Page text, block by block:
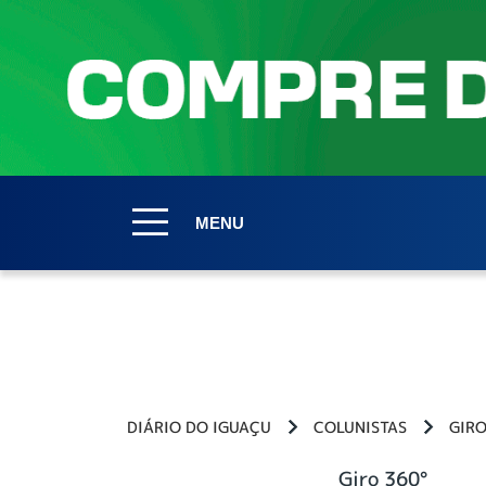
MENU
DIÁRIO DO IGUAÇU COLUNISTAS
Giro 360°